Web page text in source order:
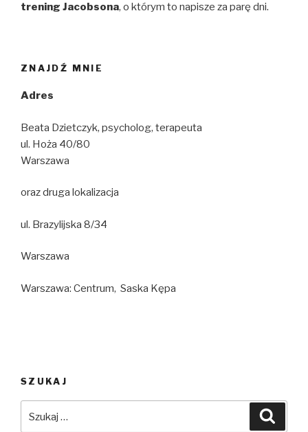
trening Jacobsona, o którym to napisze za parę dni.
ZNAJDŹ MNIE
Adres
Beata Dzietczyk, psycholog, terapeuta
ul. Hoża 40/80
Warszawa
oraz druga lokalizacja
ul. Brazylijska 8/34
Warszawa
Warszawa: Centrum, Saska Kępa
SZUKAJ